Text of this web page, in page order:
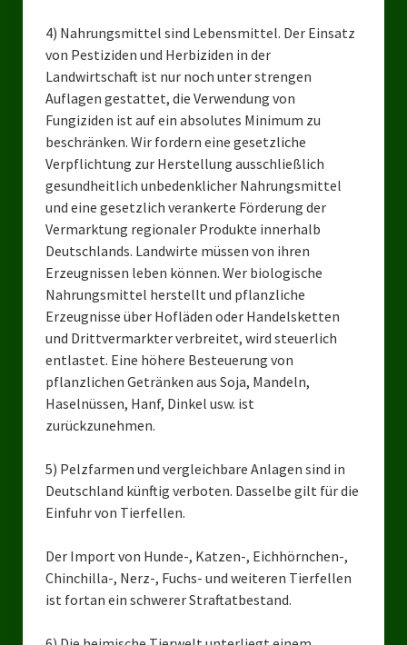
4) Nahrungsmittel sind Lebensmittel. Der Einsatz
von Pestiziden und Herbiziden in der
Landwirtschaft ist nur noch unter strengen
Auflagen gestattet, die Verwendung von
Fungiziden ist auf ein absolutes Minimum zu
beschränken. Wir fordern eine gesetzliche
Verpflichtung zur Herstellung ausschließlich
gesundheitlich unbedenklicher Nahrungsmittel
und eine gesetzlich verankerte Förderung der
Vermarktung regionaler Produkte innerhalb
Deutschlands. Landwirte müssen von ihren
Erzeugnissen leben können. Wer biologische
Nahrungsmittel herstellt und pflanzliche
Erzeugnisse über Hofläden oder Handelsketten
und Drittvermarkter verbreitet, wird steuerlich
entlastet. Eine höhere Besteuerung von
pflanzlichen Getränken aus Soja, Mandeln,
Haselnüssen, Hanf, Dinkel usw. ist
zurückzunehmen.
5) Pelzfarmen und vergleichbare Anlagen sind in
Deutschland künftig verboten. Dasselbe gilt für die
Einfuhr von Tierfellen.
Der Import von Hunde-, Katzen-, Eichhörnchen-,
Chinchilla-, Nerz-, Fuchs- und weiteren Tierfellen
ist fortan ein schwerer Straftatbestand.